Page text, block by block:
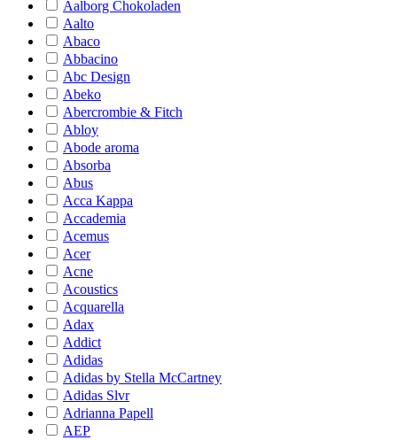
Aalborg Chokoladen
Aalto
Abaco
Abbacino
Abc Design
Abeko
Abercrombie & Fitch
Abloy
Abode aroma
Absorba
Abus
Acca Kappa
Accademia
Acemus
Acer
Acne
Acoustics
Acquarella
Adax
Addict
Adidas
Adidas by Stella McCartney
Adidas Slvr
Adrianna Papell
AEP